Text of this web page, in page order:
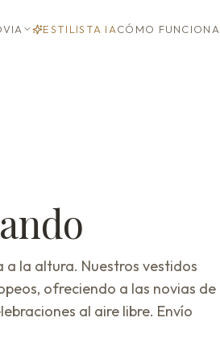
ESTILISTA IACÓMO FUNCIONA
la altura. Nuestros vestidos
ofreciendo a las novias de
al aire libre. Envío